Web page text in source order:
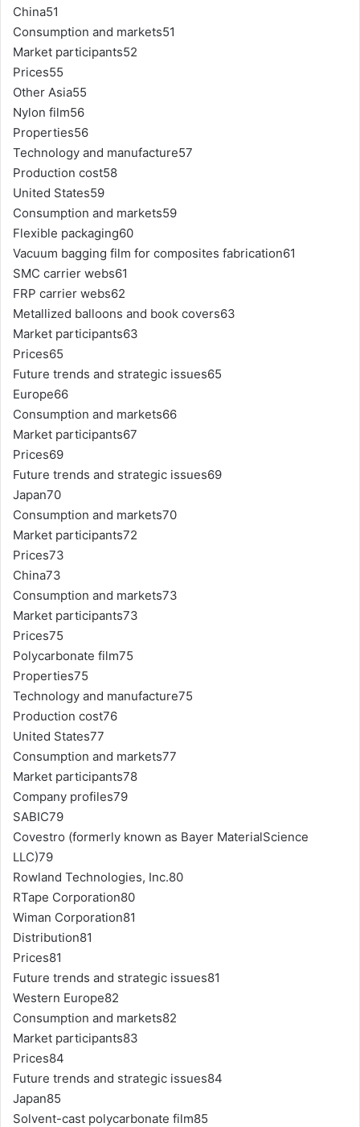
China51
Consumption and markets51
Market participants52
Prices55
Other Asia55
Nylon film56
Properties56
Technology and manufacture57
Production cost58
United States59
Consumption and markets59
Flexible packaging60
Vacuum bagging film for composites fabrication61
SMC carrier webs61
FRP carrier webs62
Metallized balloons and book covers63
Market participants63
Prices65
Future trends and strategic issues65
Europe66
Consumption and markets66
Market participants67
Prices69
Future trends and strategic issues69
Japan70
Consumption and markets70
Market participants72
Prices73
China73
Consumption and markets73
Market participants73
Prices75
Polycarbonate film75
Properties75
Technology and manufacture75
Production cost76
United States77
Consumption and markets77
Market participants78
Company profiles79
SABIC79
Covestro (formerly known as Bayer MaterialScience
LLC)79
Rowland Technologies, Inc.80
RTape Corporation80
Wiman Corporation81
Distribution81
Prices81
Future trends and strategic issues81
Western Europe82
Consumption and markets82
Market participants83
Prices84
Future trends and strategic issues84
Japan85
Solvent-cast polycarbonate film85